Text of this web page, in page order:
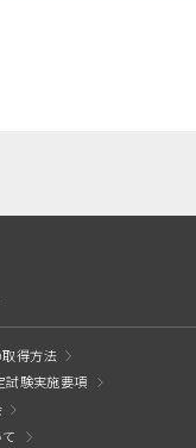
得方法
試験実施要項